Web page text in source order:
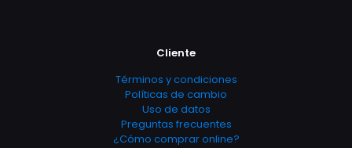
Cliente
Términos y condiciones
Políticas de cambio
Uso de datos
Preguntas frecuentes
¿Cómo comprar online?